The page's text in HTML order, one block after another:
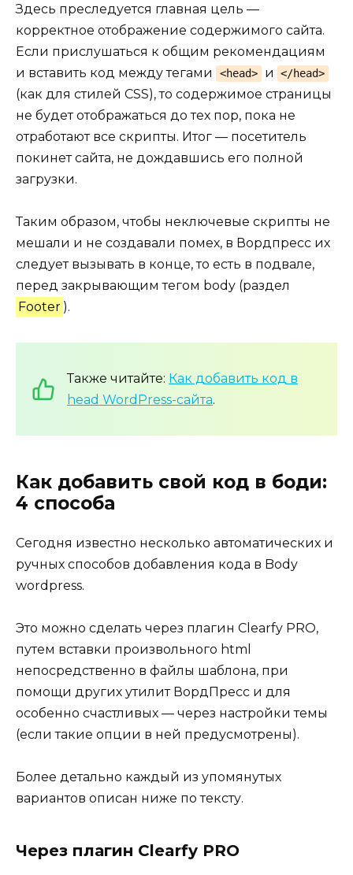
Здесь преследуется главная цель —
корректное отображение содержимого сайта.
Если прислушаться к общим рекомендациям
и вставить код между тегами
<head> и </head>
(как для стилей CSS), то содержимое страницы
не будет отображаться до тех пор, пока не
отработают все скрипты. Итог — посетитель
покинет сайта, не дождавшись его полной
загрузки.
Таким образом, чтобы неключевые скрипты не
мешали и не создавали помех, в Вордпресс их
следует вызывать в конце, то есть в подвале,
перед закрывающим тегом body (раздел
Footer ).
Также читайте: Как добавить код в
head WordPress-сайта.
Как добавить свой код в боди:
4 способа
Сегодня известно несколько автоматических и
ручных способов добавления кода в Body
wordpress.
Это можно сделать через плагин Clearfy PRO,
путем вставки произвольного html
непосредственно в файлы шаблона, при
помощи других утилит ВордПресс и для
особенно счастливых — через настройки темы
(если такие опции в ней предусмотрены).
Более детально каждый из упомянутых
вариантов описан ниже по тексту.
Через плагин Clearfy PRO